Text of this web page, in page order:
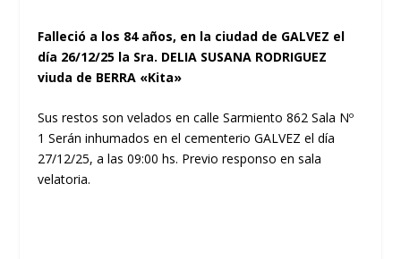
Falleció a los 84 años, en la ciudad de GALVEZ el
día 26/12/25 la Sra. DELIA SUSANA RODRIGUEZ
viuda de BERRA «Kita»
Sus restos son velados en calle Sarmiento 862 Sala Nº
1 Serán inhumados en el cementerio GALVEZ el día
27/12/25, a las 09:00 hs. Previo responso en sala
velatoria.